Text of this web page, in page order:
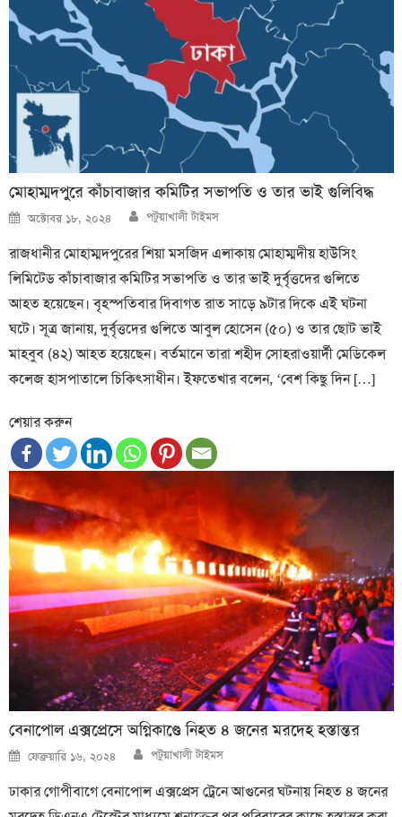
মোহাম্মদপুরে কাঁচাবাজার কমিটির সভাপতি ও তার ভাই গুলিবিদ্ধ
Posted
on
অক্টোবর ১৮, ২০২৪ Author
পটুয়াখালী টাইমস
রাজধানীর মোহাম্মদপুরের শিয়া মসজিদ এলাকায় মোহাম্মদীয় হাউসিং
লিমিটেড কাঁচাবাজার কমিটির সভাপতি ও তার ভাই দুর্বৃত্তদের গুলিতে
আহত হয়েছেন। বৃহস্পতিবার দিবাগত রাত সাড়ে ৯টার দিকে এই ঘটনা
ঘটে। সূত্র জানায়, দুর্বৃত্তদের গুলিতে আবুল হোসেন (৫০) ও তার ছোট ভাই
মাহবুব (৪২) আহত হয়েছেন। বর্তমানে তারা শহীদ সোহরাওয়ার্দী মেডিকেল
কলেজ হাসপাতালে চিকিৎসাধীন। ইফতেখার বলেন, ‘বেশ কিছু দিন […]
শেয়ার করুন
বেনাপোল এক্স‌প্রেসে অগ্নিকাণ্ডে নিহত ৪ জনের মরদেহ হস্তান্তর
Posted
on
ফেব্রুয়ারি ১৬, ২০২৪ Author
পটুয়াখালী টাইমস
ঢাকার গোপীবাগে বেনাপোল এক্সপ্রেস ট্রেনে আগুনের ঘটনায় নিহত ৪ জনের